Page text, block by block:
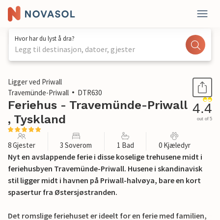
Hvor har du lyst å dra?
Legg til destinasjon, datoer, gjester
1 / 27
Ligger ved Priwall
Travemünde-Priwall
DTR630
Feriehus - Travemünde-Priwall
, Tyskland
4.4
out of 5
8 Gjester 3 Soverom 1 Bad 0 Kjæledyr
Nyt en avslappende ferie i disse koselige trehusene midt i
feriehusbyen Travemünde-Priwall. Husene i skandinavisk
stil ligger midt i havnen på Priwall-halvøya, bare en kort
spasertur fra Østersjøstranden.
Det romslige feriehuset er ideelt for en ferie med familien,